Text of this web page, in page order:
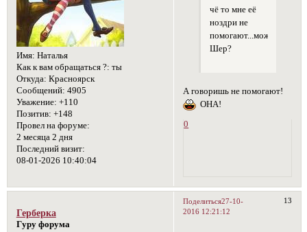
Имя: Наталья
Как к вам обращаться ?: ты
Откуда: Красноярск
Сообщений: 4905
Уважение: +110
Позитив: +148
Провел на форуме:
2 месяца 2 дня
Последний визит:
08-01-2026 10:40:04
чё то мне её
ноздри не
помогают...может
Шер?
А говоришь не помогают!
ОНА!
0
Поделиться 13
27-10-
2016 12:21:12
Герберка
Гуру форума